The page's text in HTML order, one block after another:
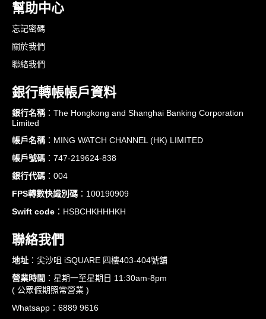
幫助中心
忘記密碼
關於我們
聯絡我們
銀行轉帳帳戶資料
銀行名稱：The Hongkong and Shanghai Banking Corporation
Limited
帳戶名稱：MING WATCH CHANNEL (HK) LIMITED
帳戶號碼 ：747-219624-838
銀行代碼 ：004
FPS轉數快識別碼 ：100190909
Swift code ：HSBCHKHHHKH
聯絡我們
地址 ：尖沙咀 iSQUARE 四樓403-404號舖
營業時間 ：星期一至星期日 11:30am-8pm
( 公眾假期照常營業 )
Whatsapp：6889 9616